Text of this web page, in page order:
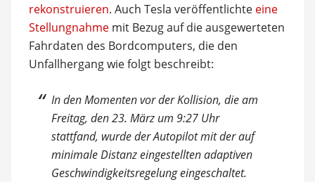
rekonstruieren. Auch Tesla veröffentlichte eine
Stellungnahmemit Bezug auf die ausgewerteten
Fahrdaten des Bordcomputers, die den
Unfallhergang wie folgt beschreibt:
In den Momenten vor der Kollision, die am
Freitag, den 23. März um 9:27 Uhr
stattfand, wurde der Autopilot mit der auf
minimale Distanz eingestellten adaptiven
Geschwindigkeitsregelung eingeschaltet.